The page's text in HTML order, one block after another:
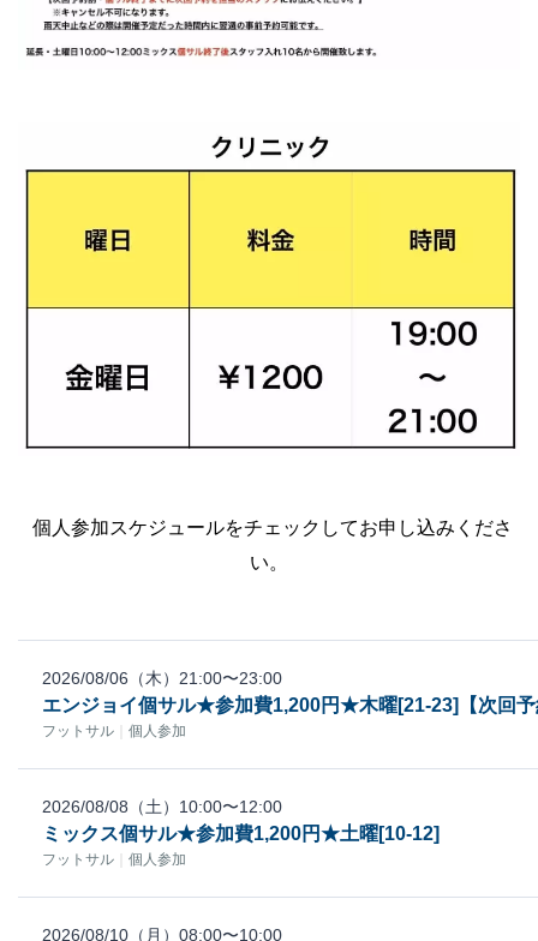
個人参加スケジュールをチェックしてお申し込みくださ
い。